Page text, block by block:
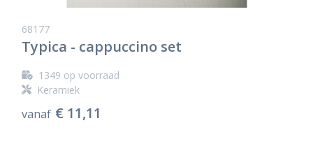
68177
Typica - cappuccino set
1349 op voorraad
Keramiek
vanaf € 11,11